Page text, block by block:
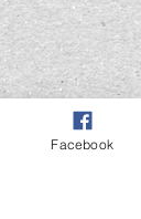
Facebook